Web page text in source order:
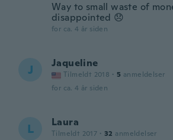
Way to small waste of
disappointed 😞
for ca. 4 år siden
J Jaqueline
Tilmeldt 2018 · 5 anmeldelser
for ca. 4 år siden
L Laura
Tilmeldt 2017 · 32 anmeldelser